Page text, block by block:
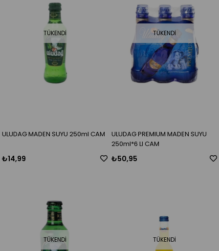
TÜKENDI
ULUDAG MADEN SUYU 250ml CAM
₺14,99
TÜKENDI
ULUDAG PREMIUM MADEN SUYU
250ml*6 LI CAM
₺50,95
TÜKENDI TÜKENDI